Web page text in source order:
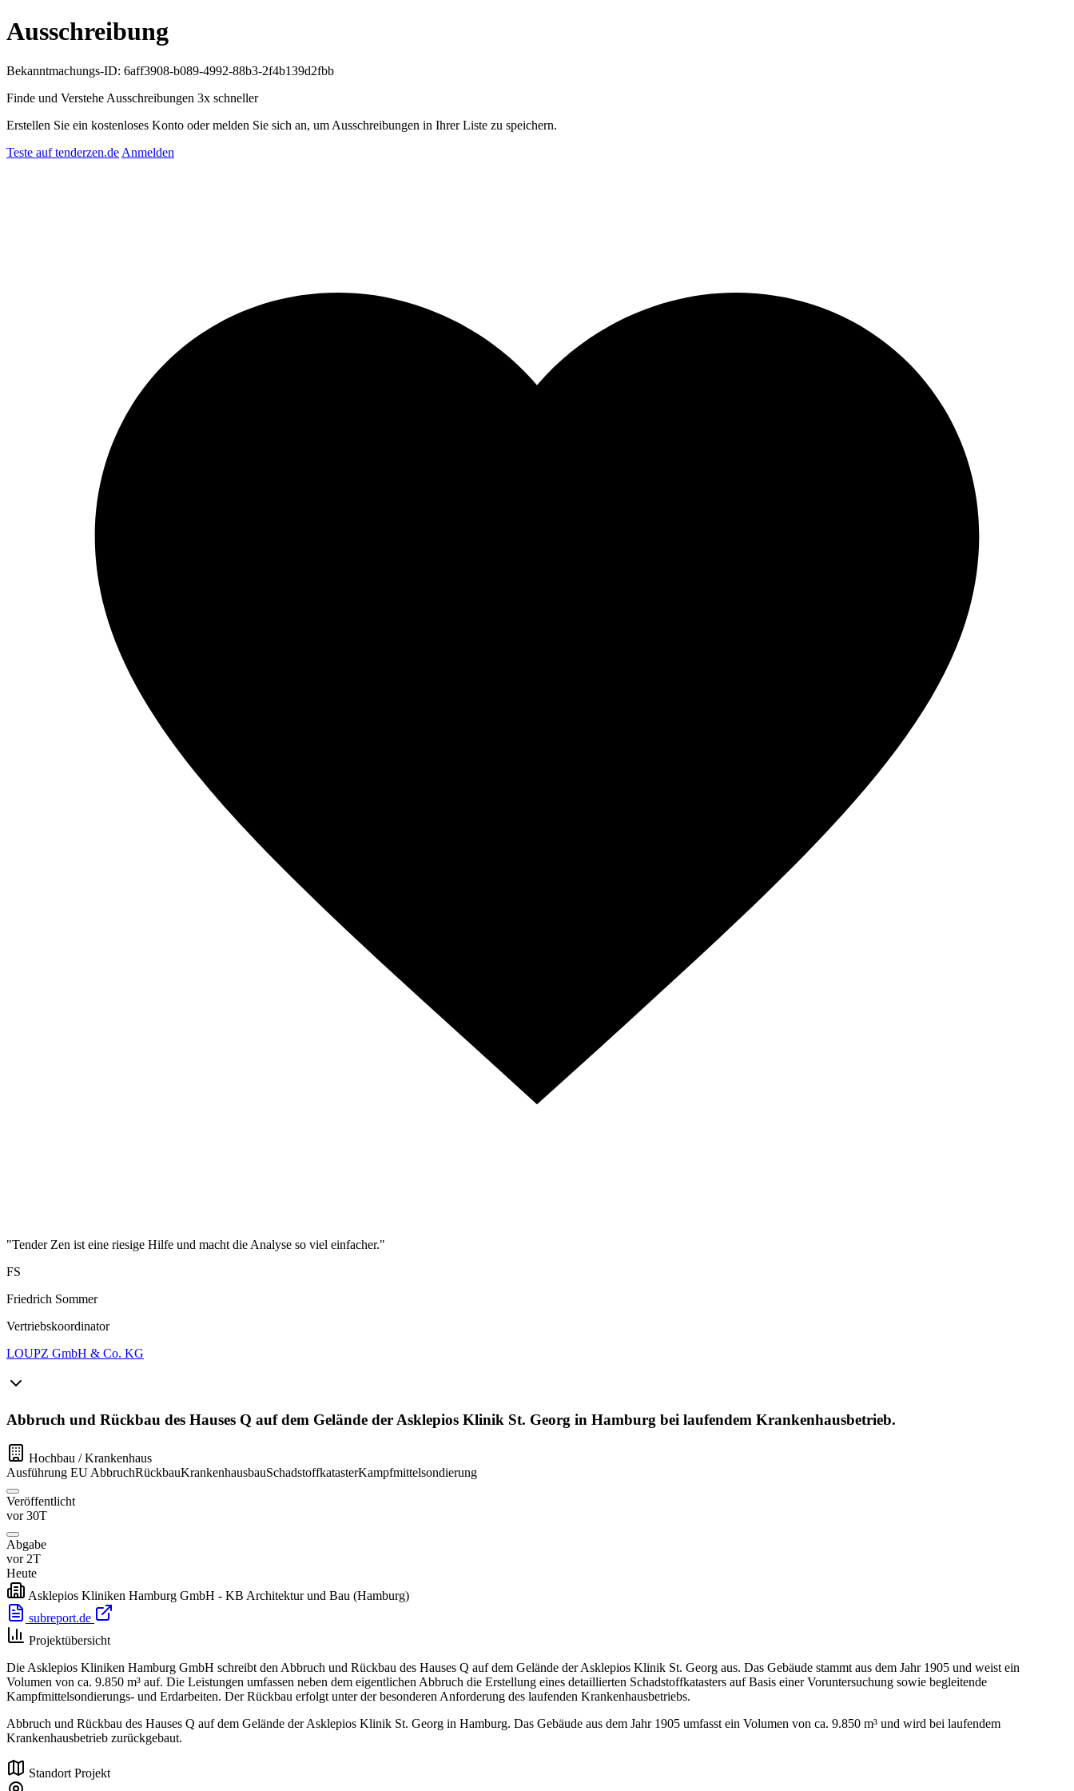
Ausschreibung
Bekanntmachungs-ID: 6aff3908-b089-4992-88b3-2f4b139d2fbb
Finde und Verstehe Ausschreibungen 3x schneller
Erstellen Sie ein kostenloses Konto oder melden Sie sich an, um Ausschreibungen in Ihrer Liste zu speichern.
Teste auf tenderzen.de Anmelden
"Tender Zen ist eine riesige Hilfe und macht die Analyse so viel einfacher."
FS
Friedrich Sommer
Vertriebskoordinator
LOUPZ GmbH & Co. KG
Abbruch und Rückbau des Hauses Q auf dem Gelände der Asklepios Klinik St. Georg in Hamburg bei laufendem Krankenhausbetrieb.
Hochbau / Krankenhaus
Ausführung EU AbbruchRückbauKrankenhausbauSchadstoffkatasterKampfmittelsondierung
Veröffentlicht
vor 30T
Abgabe
vor 2T
Heute
Asklepios Kliniken Hamburg GmbH - KB Architektur und Bau (Hamburg)
subreport.de
Projektübersicht
Die Asklepios Kliniken Hamburg GmbH schreibt den Abbruch und Rückbau des Hauses Q auf dem Gelände der Asklepios Klinik St. Georg aus. Das Gebäude stammt aus dem Jahr 1905 und weist ein
Volumen von ca. 9.850 m³ auf. Die Leistungen umfassen neben dem eigentlichen Abbruch die Erstellung eines detaillierten Schadstoffkatasters auf Basis einer Voruntersuchung sowie begleitende
Kampfmittelsondierungs- und Erdarbeiten. Der Rückbau erfolgt unter der besonderen Anforderung des laufenden Krankenhausbetriebs.
Abbruch und Rückbau des Hauses Q auf dem Gelände der Asklepios Klinik St. Georg in Hamburg. Das Gebäude aus dem Jahr 1905 umfasst ein Volumen von ca. 9.850 m³ und wird bei laufendem
Krankenhausbetrieb zurückgebaut.
Standort Projekt